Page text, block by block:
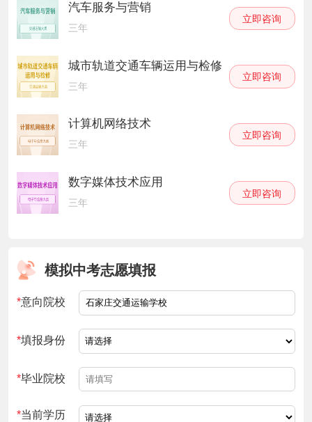
汽车服务与营销
三年
立即咨询
城市轨道交通车辆运用与检修
三年
立即咨询
计算机网络技术
三年
立即咨询
数字媒体技术应用
三年
立即咨询
模拟中考志愿填报
*意向院校
*填报身份
*毕业院校
*当前学历